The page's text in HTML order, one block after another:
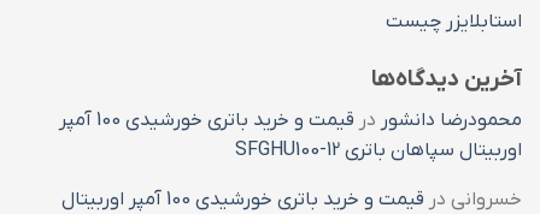
استابلایزر چیست
آخرین دیدگاه‌ها
محمودرضا دانشور در
قیمت و خرید باتری خورشیدی 100 آمپر
اوربیتال سپاهان باتری SFGHU100-12
خسروانی در
قیمت و خرید باتری خورشیدی 100 آمپر اوربیتال